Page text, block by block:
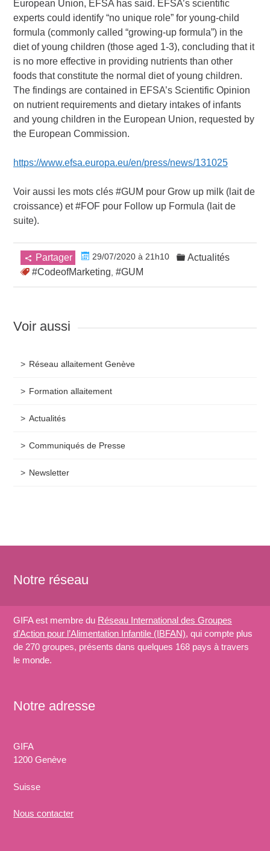
European Union, EFSA has said. EFSA’s scientific
experts could identify “no unique role” for young-child
formula (commonly called “growing-up formula”) in the
diet of young children (those aged 1-3), concluding that it
is no more effective in providing nutrients than other
foods that constitute the normal diet of young children.
The findings are contained in EFSA’s Scientific Opinion
on nutrient requirements and dietary intakes of infants
and young children in the European Union, requested by
the European Commission.
https://www.efsa.europa.eu/en/press/news/131025
Voir aussi les mots clés #GUM pour Grow up milk (lait de
croissance) et #FOF pour Follow up Formula (lait de
suite).
Partager 29/07/2020 à 21h10
Actualités
#CodeofMarketing,#GUM
Voir aussi
Réseau allaitement Genève
Formation allaitement
Actualités
Communiqués de Presse
Newsletter
Notre réseau
GIFA est membre du Réseau International des Groupes
d’Action pour l’Alimentation Infantile (IBFAN), qui compte plus
de 270 groupes, présents dans quelques 168 pays à travers
le monde.
Notre adresse
GIFA
1200 Genève
Suisse
Nous contacter